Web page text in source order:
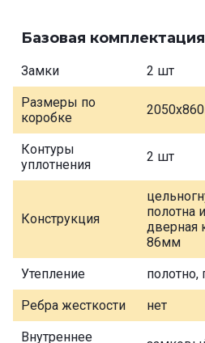
Базовая комплектация
Замки 2 шт
Размеры по
коробке
Контуры
уплотнения
2 шт
Конструкция
полотна
дверная
86мм
Утепление полотно,
Ребра жесткости нет
Внутреннее